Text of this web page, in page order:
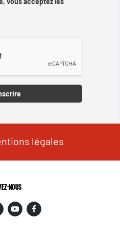
légales
NOUS